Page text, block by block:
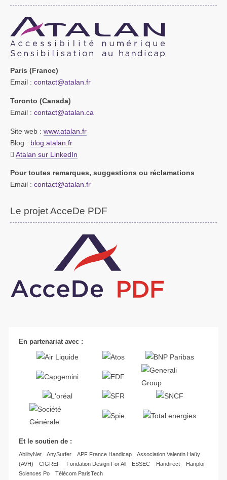
Paris (France)
Email : contact@atalan.fr
Toronto (Canada)
Email : contact@atalan.ca
Site web : www.atalan.fr
Blog : blog.atalan.fr
Atalan sur LinkedIn
Pour toutes remarques, suggestions ou réclamations
Email : contact@atalan.fr
Le projet AcceDe PDF
En partenariat avec :
Et le soutien de :
AbilityNet AnySurfer APF France Handicap
Association Valentin Haüy
(AVH)
CIGREF Fondation Design For All ESSEC Handirect
Hanploi
Sciences Po
Télécom ParisTech